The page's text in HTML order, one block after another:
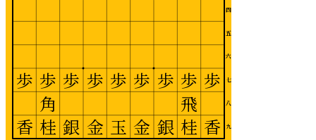
四
五
六
七
八
九
歩
香
歩
飛
桂
歩
銀
歩
金
歩
玉
歩
金
歩
銀
歩
角
桂
歩
香